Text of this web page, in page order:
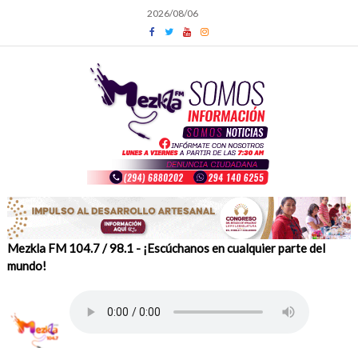
content
2026/08/06
Mezkla FM 104.7 / 98.1 - ¡Escúchanos en cualquier parte del
mundo!